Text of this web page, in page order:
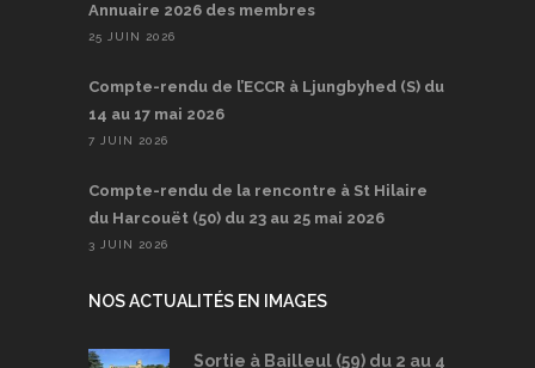
Annuaire 2026 des membres
25 JUIN 2026
Compte-rendu de l’ECCR à Ljungbyhed (S) du
14 au 17 mai 2026
7 JUIN 2026
Compte-rendu de la rencontre à St Hilaire
du Harcouët (50) du 23 au 25 mai 2026
3 JUIN 2026
NOS ACTUALITÉS EN IMAGES
Sortie à Bailleul (59) du 2 au 4